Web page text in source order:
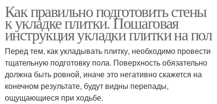
Как правильно подготовить стены
к укладке плитки. Пошаговая
инструкция укладки плитки на пол
Перед тем, как укладывать плитку, необходимо провести
тщательную подготовку пола. Поверхность обязательно
должна быть ровной, иначе это негативно скажется на
конечном результате, будут видны перепады,
ощущающиеся при ходьбе.